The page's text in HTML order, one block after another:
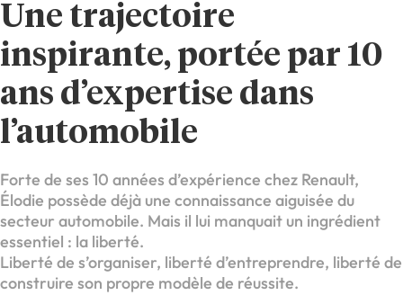
Une trajectoire
inspirante, portée par 10
ans d’expertise dans
l’automobile
Forte de ses 10 années d’expérience chez Renault,
Élodie possède déjà une connaissance aiguisée du
secteur automobile. Mais il lui manquait un ingrédient
essentiel : la liberté.
Liberté de s’organiser, liberté d’entreprendre, liberté de
construire son propre modèle de réussite.